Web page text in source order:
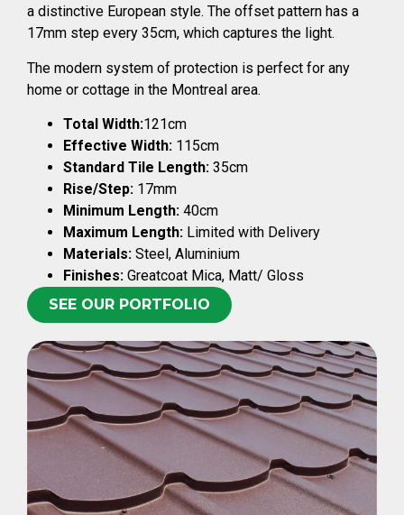
a distinctive European style. The offset pattern has a
17mm step every 35cm, which captures the light.
The modern system of protection is perfect for any
home or cottage in the Montreal area.
Total Width:121cm
Effective Width: 115cm
Standard Tile Length: 35cm
Rise/Step: 17mm
Minimum Length: 40cm
Maximum Length: Limited with Delivery
Materials: Steel, Aluminium
Finishes: Greatcoat Mica, Matt/ Gloss
SEE OUR PORTFOLIO